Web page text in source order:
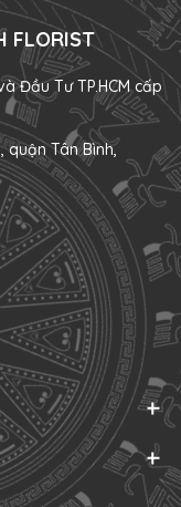
FLORIST
Đầu Tư TP.HCM cấp
quận Tân Bình,